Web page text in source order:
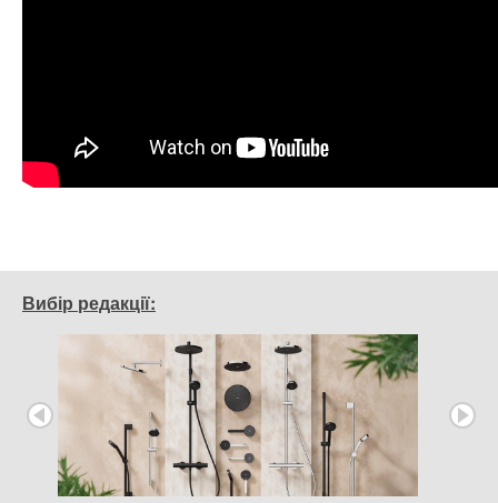
Вибір редакції: